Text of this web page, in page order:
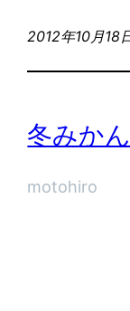
2012年10月18
冬みかん
motohiro